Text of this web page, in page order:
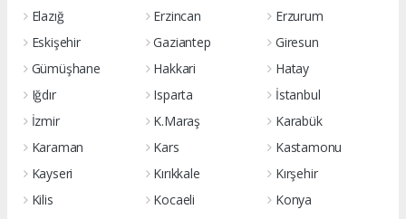
Elazığ
Erzincan
Erzurum
Eskişehir
Gaziantep
Giresun
Gümüşhane
Hakkari
Hatay
Iğdır
Isparta
İstanbul
İzmir
K.Maraş
Karabük
Karaman
Kars
Kastamonu
Kayseri
Kırıkkale
Kırşehir
Kilis
Kocaeli
Konya